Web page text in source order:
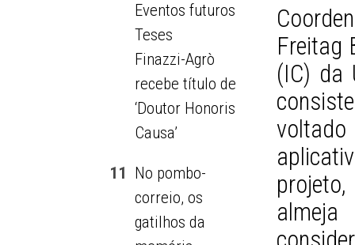
Eventos futuros
Teses
Finazzi-Agrò
recebe título de
‘Doutor Honoris
Causa’
11 No pombo-
correio, os
gatilhos da
Freitag
(IC) da
almeja